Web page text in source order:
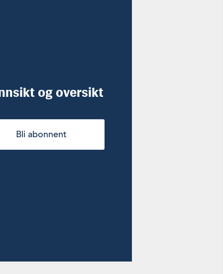
og oversikt
Bli abonnent